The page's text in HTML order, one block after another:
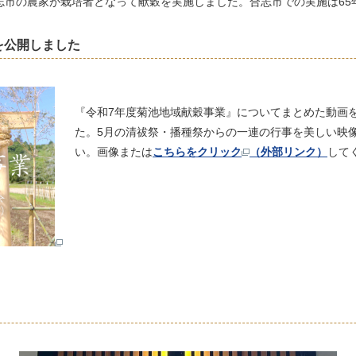
開しました
『令和7年度菊池地域献穀事業』についてまとめた動
た。5月の清祓祭・播種祭からの一連の行事を美しい映
い。画像またはこちらをクリック （外部リンク） して